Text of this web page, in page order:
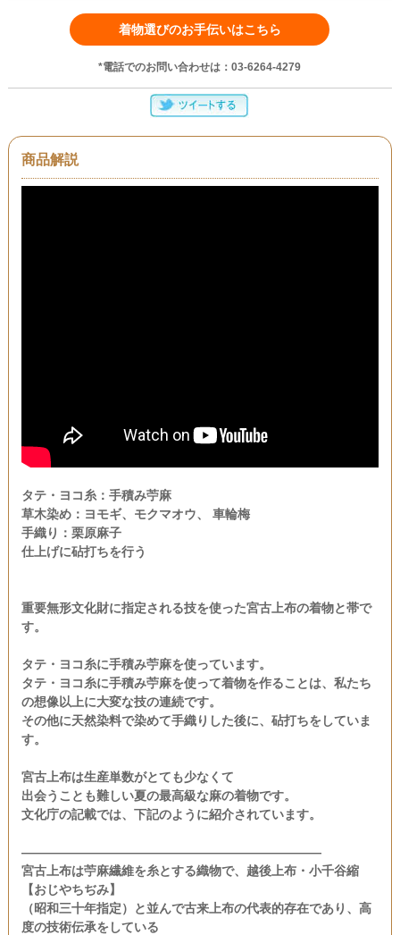
着物選びのお手伝いはこちら
*電話でのお問い合わせは：03-6264-4279
商品解説
タテ・ヨコ糸：手積み苧麻
草木染め：ヨモギ、モクマオウ、 車輪梅
手織り：栗原麻子
仕上げに砧打ちを行う
重要無形文化財に指定される技を使った宮古上布の着物と帯で
す。
タテ・ヨコ糸に手積み苧麻を使っています。
タテ・ヨコ糸に手積み苧麻を使って着物を作ることは、私たち
の想像以上に大変な技の連続です。
その他に天然染料で染めて手織りした後に、砧打ちをしていま
す。
宮古上布は生産単数がとても少なくて
出会うことも難しい夏の最高級な麻の着物です。
文化庁の記載では、下記のように紹介されています。
――――――――――――――――――――――――
宮古上布は苧麻繊維を糸とする織物で、越後上布・小千谷縮
【おじやちぢみ】
（昭和三十年指定）と並んで古来上布の代表的存在であり、高
度の技術伝承をしている